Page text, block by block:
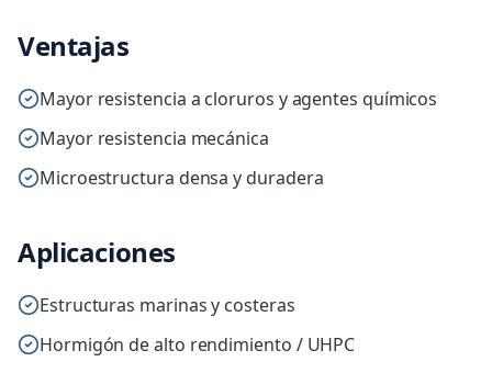
Ventajas
Mayor resistencia a cloruros y agentes químicos
Mayor resistencia mecánica
Microestructura densa y duradera
Aplicaciones
Estructuras marinas y costeras
Hormigón de alto rendimiento / UHPC